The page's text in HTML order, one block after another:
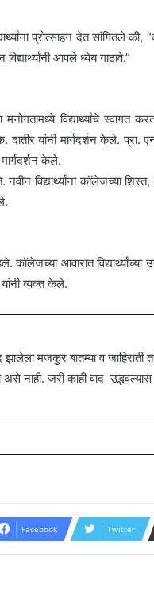
प्रोत्साहन देत सांगितले
आपले ध्येय गाठावे.”
विद्यार्थ्यांचे स्वागत
दातीर यांनी मार्गदर्शन केले.
केले.
नवीन विद्यार्थ्यांना कॉलेजच्या
आवारात विद्यार्थ्यांच्या
व्यक्त केले.
मजकुर बातम्या व जाहिराती
जरी काही वाद उद्भवल्यास
Facebook Twitter